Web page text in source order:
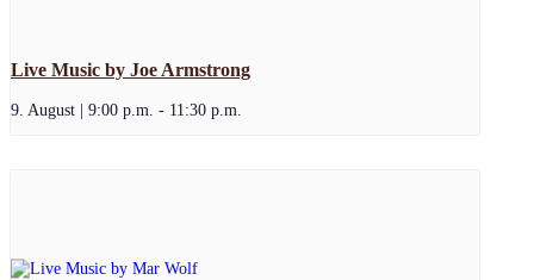
Live Music by Joe Armstrong
9. August | 9:00 p.m. - 11:30 p.m.